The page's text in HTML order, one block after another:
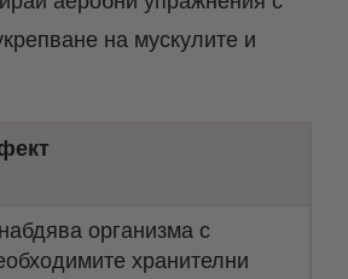
на мускулите и
организма с
хранителни